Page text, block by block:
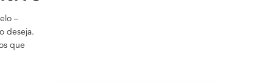
–
deseja.
que